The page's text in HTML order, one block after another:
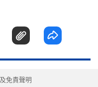
免責聲明